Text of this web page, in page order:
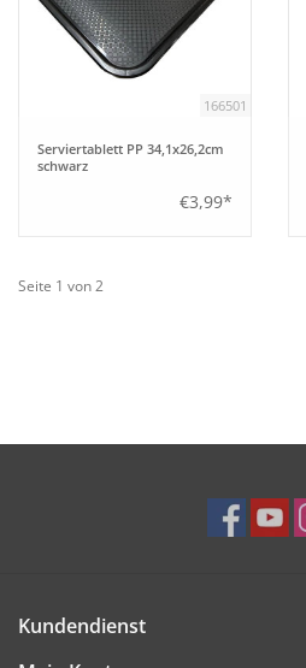
166501
Serviertablett PP 34,1x26,2cm
schwarz
€3,99*
Seite 1 von 2
Kundendienst